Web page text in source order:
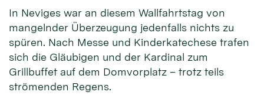
In Neviges war an diesem Wallfahrtstag von
mangelnder Überzeugung jedenfalls nichts zu
spüren. Nach Messe und Kinderkatechese trafen
sich die Gläubigen und der Kardinal zum
Grillbuffet auf dem Domvorplatz – trotz teils
strömenden Regens.